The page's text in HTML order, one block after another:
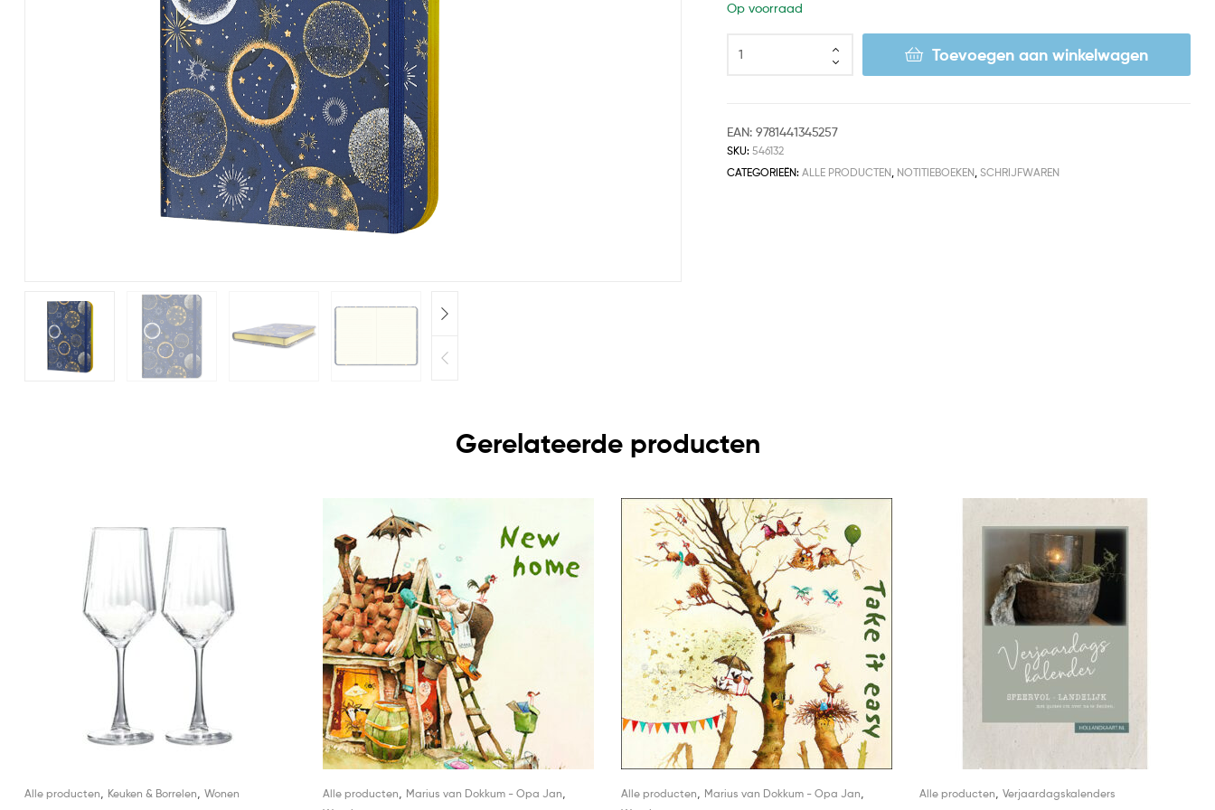
Op voorraad
Toevoegen aan winkelwagen
EAN:9781441345257
SKU:546132
CATEGORIEËN:ALLE PRODUCTEN NOTITIEBOEKEN ,SCHRIJFWAREN
Gerelateerde producten
Alle producten, Keuken & Borrelen, Wonen Alle producten, Marius van Dokkum - Opa Jan, Alle producten, Marius van Dokkum - Opa Jan, Alle producten, Verjaardagskalenders